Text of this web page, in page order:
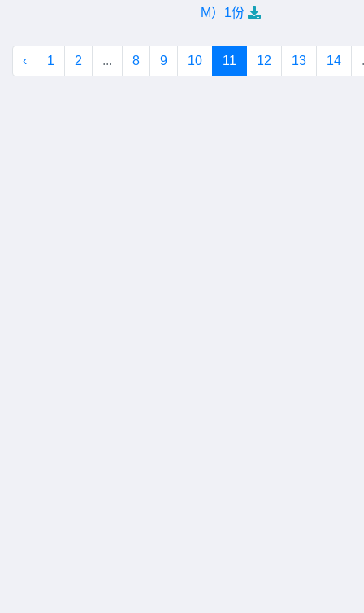
M）1份
‹ 1 2 ... 8 9 10 11 12 13 14